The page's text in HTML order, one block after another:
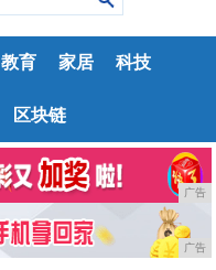
教育 家居 科技
区块链
广告
广告